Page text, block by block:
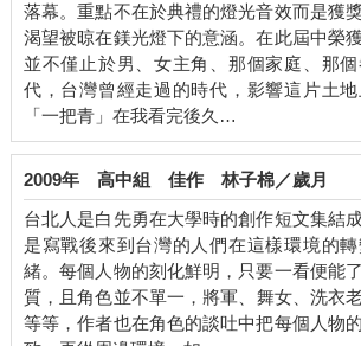
落幕。重點不在於典禮的燈光音效而是獲
渴望被晾在鎂光燈下的意涵。在此屆中榮
並不僅止於男、女主角、那個家庭、那
代，台灣曾經走過的時代，影響這片土地
「一把青」在我看完後久…
2009年 高中組 佳作 林子棉／歲月
台北人是白先勇在大學時的創作短文集結
是寫戰後來到台灣的人們在這樣環境的
緒。每個人物的刻化鮮明，只要一看便能
質，且角色並不單一，將軍、舞女、洗
等等，作者也在角色的談吐中把每個人物